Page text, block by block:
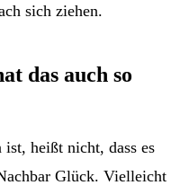
sich ziehen.
das auch so
ist, heißt nicht, dass es
Glück. Vielleicht